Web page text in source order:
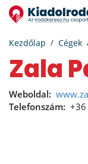
Kezdőlap Cégek
Zala
Weboldal:
Telefonszám: